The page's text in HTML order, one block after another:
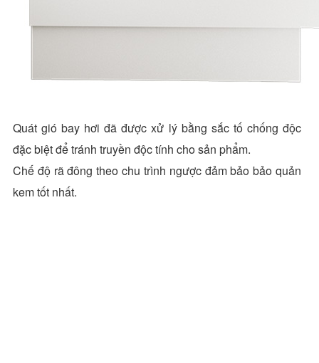
Quát gió bay hơi đã được xử lý bằng sắc tố chống độc
đặc biệt để tránh truyền độc tính cho sản phẩm.
Chế độ rã đông theo chu trình ngược đảm bảo bảo quản
kem tốt nhất.